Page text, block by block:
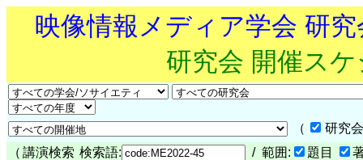
映像情報メディア学会 研
研究会 開催ス
（
研究
（ 講演検索 検索語: / 範囲: 題目